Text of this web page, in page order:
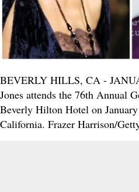
BEVERLY HILLS, CA -
Jones attends the 76th Annual
Beverly Hilton Hotel on
California. Frazer Harrison/